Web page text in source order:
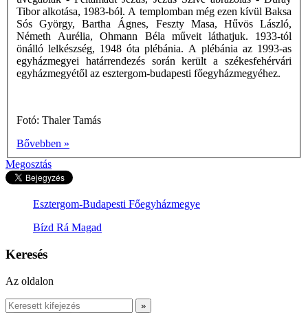
Tibor alkotása, 1983-ból. A templomban még ezen kívül Baksa
Sós György, Bartha Ágnes, Feszty Masa, Hűvös László,
Németh Aurélia, Ohmann Béla műveit láthatjuk. 1933-tól
önálló lelkészség, 1948 óta plébánia. A plébánia az 1993-as
egyházmegyei határrendezés során került a székesfehérvári
egyházmegyétől az esztergom-budapesti főegyházmegyéhez.
Fotó: Thaler Tamás
Bővebben »
Megosztás
Esztergom-Budapesti Főegyházmegye
Bízd Rá Magad
Keresés
Az oldalon